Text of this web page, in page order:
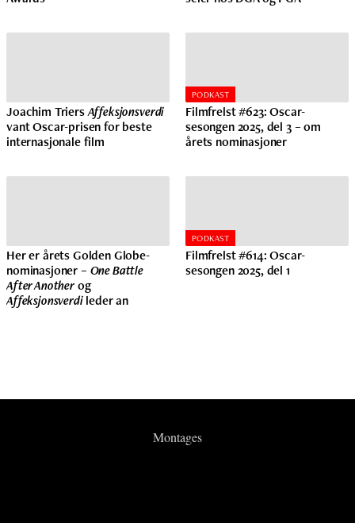
Joachim TriersAffeksjonsverdi
vant Oscar-prisen for beste
internasjonale film
PODKAST
Filmfrelst #623: Oscar-
sesongen 2025, del 3 – om
årets nominasjoner
Her er årets Golden Globe-
nominasjoner – One Battle
After Anotherog
Affeksjonsverdileder an
PODKAST
Filmfrelst #614: Oscar-
sesongen 2025, del 1
Montages